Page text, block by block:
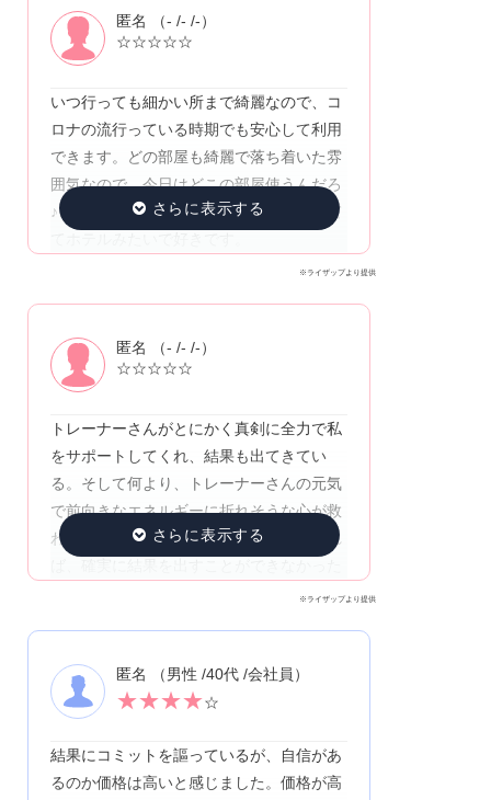
匿名 （- /- /-）
☆☆☆☆☆
いつ行っても細かい所まで綺麗なので、コ
ロナの流行っている時期でも安心して利用
できます。どの部屋も綺麗で落ち着いた雰
囲気なので、今日はどこの部屋使うんだろ
♪と楽しみの1つです。更衣室も落ち着いて
※ライザップより提供
匿名 （- /- /-）
☆☆☆☆☆
トレーナーさんがとにかく真剣に全力で私
をサポートしてくれ、結果も出てきてい
る。そして何より、トレーナーさんの元気
で前向きなエネルギーに折れそうな心が救
われて、頑張り続けられている！いなけれ
※ライザップより提供
匿名 （男性 /40代 /会社員）
★★★★☆
結果にコミットを謳っているが、自信があ
るのか価格は高いと感じました。価格が高